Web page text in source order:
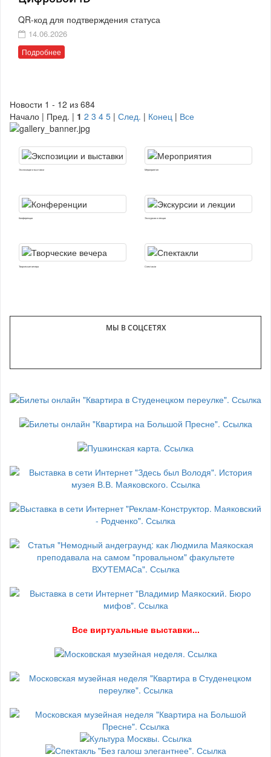
QR-код для подтверждения статуса
14.06.2026
Подробнее
Новости 1 - 12 из 684
Начало | Пред. | 1 2 3 4 5 | След. | Конец | Все
Экспозиции и выставки Мероприятия
Конференции Экскурсии и лекции
Творческие вечера Спектакли
МЫ В СОЦСЕТЯХ
Все виртуальные выставки...